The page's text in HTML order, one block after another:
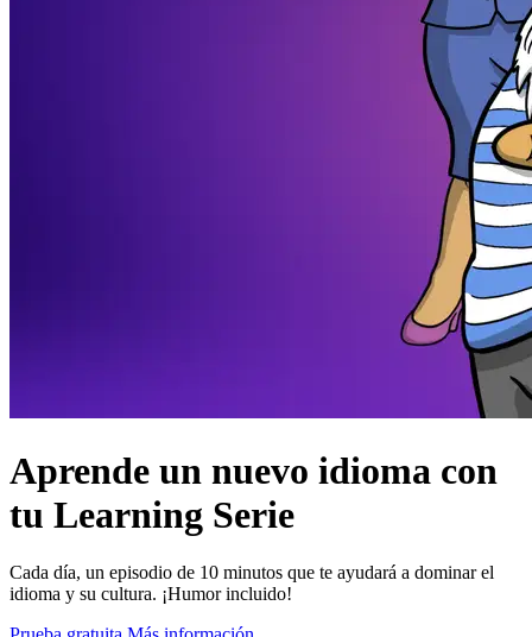
Aprende un nuevo idioma con
tu Learning Serie
Cada día, un episodio de 10 minutos que te ayudará a dominar el
idioma y su cultura. ¡Humor incluido!